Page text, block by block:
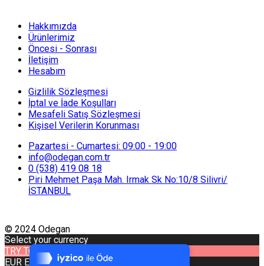
7/24 Canlı Destek
%100 Sorunsuz Alışveriş
Hakkımızda
Ürünlerimiz
Öncesi - Sonrası
İletişim
Hesabım
Gizlilik Sözleşmesi
İptal ve İade Koşulları
Mesafeli Satış Sözleşmesi
Kişisel Verilerin Korunması
Pazartesi - Cumartesi: 09:00 - 19:00
info@odegan.com.tr
0 (538) 419 08 18
Piri Mehmet Paşa Mah. Irmak Sk No:10/8 Silivri/
İSTANBUL
© 2024 Odegan
Select your currency
TRY Turkish lira
EUR Euro